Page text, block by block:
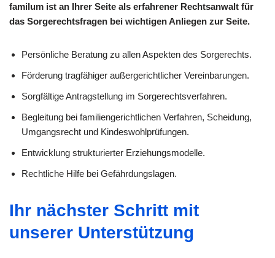
familum ist an Ihrer Seite als erfahrener Rechtsanwalt für
das Sorgerechtsfragen bei wichtigen Anliegen zur Seite.
Persönliche Beratung zu allen Aspekten des Sorgerechts.
Förderung tragfähiger außergerichtlicher Vereinbarungen.
Sorgfältige Antragstellung im Sorgerechtsverfahren.
Begleitung bei familiengerichtlichen Verfahren, Scheidung,
Umgangsrecht und Kindeswohlprüfungen.
Entwicklung strukturierter Erziehungsmodelle.
Rechtliche Hilfe bei Gefährdungslagen.
Ihr nächster Schritt mit
unserer Unterstützung